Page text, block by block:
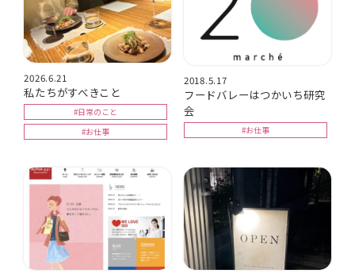
2026.6.21
私たちがすべきこと
#日常のこと
#お仕事
2018.5.17
フードバレーはつかいち研究
会
#お仕事